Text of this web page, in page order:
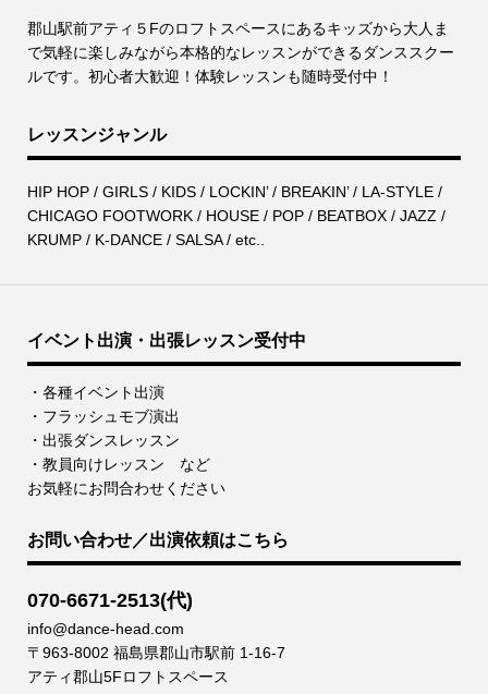
郡⼭駅前アティ５Fのロフトスペースにあるキッズから⼤⼈ま
で気軽に楽しみながら本格的なレッスンができるダンススクー
ルです。初心者大歓迎！体験レッスンも随時受付中！
レッスンジャンル
HIP HOP / GIRLS / KIDS / LOCKIN’ / BREAKIN’ / LA-STYLE /
CHICAGO FOOTWORK / HOUSE / POP / BEATBOX / JAZZ /
KRUMP / K-DANCE / SALSA / etc..
イベント出演・出張レッスン受付中
・各種イベント出演
・フラッシュモブ演出
・出張ダンスレッスン
・教員向けレッスン など
お気軽にお問合わせください
お問い合わせ／出演依頼はこちら
070-6671-2513(代)
info@dance-head.com
〒963-8002 福島県郡山市駅前 1-16-7
アティ郡山5Fロフトスペース